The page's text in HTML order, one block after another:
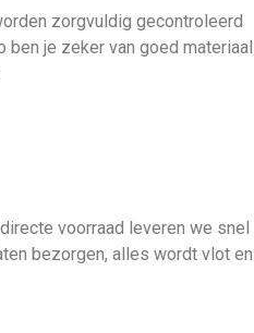
zorgvuldig gecontroleerd
ben je zeker van goed materiaal
voorraad leveren we snel
bezorgen, alles wordt vlot en